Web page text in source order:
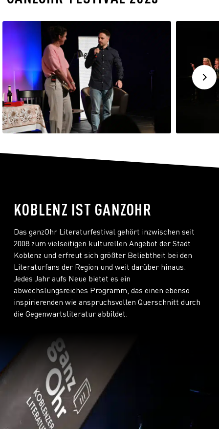
KOBLENZ IST GANZOHR
Das ganzOhr Literaturfestival gehört inzwischen seit
2008 zum vielseitigen kulturellen Angebot der Stadt
Koblenz und erfreut sich größter Beliebtheit bei den
Literaturfans der Region und weit darüber hinaus.
Jedes Jahr aufs Neue bietet es ein
abwechslungsreiches Programm, das einen ebenso
inspirierenden wie anspruchsvollen Querschnitt durch
die Gegenwartsliteratur abbildet.